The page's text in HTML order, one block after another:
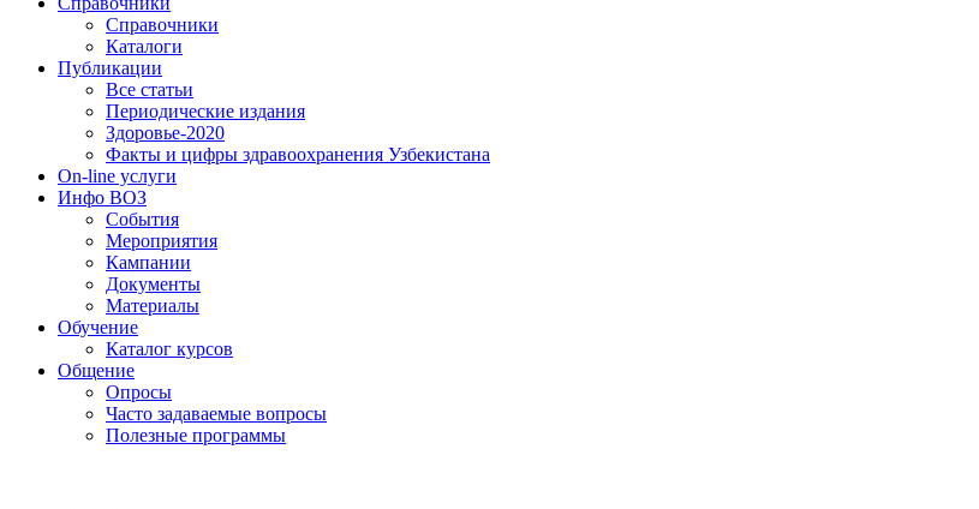
Справочники
Каталоги
Публикации
Все статьи
Периодические издания
Здоровье-2020
Факты и цифры здравоохранения Узбекистана
On-line услуги
Инфо ВОЗ
События
Мероприятия
Кампании
Документы
Материалы
Обучение
Каталог курсов
Общение
Опросы
Часто задаваемые вопросы
Полезные программы